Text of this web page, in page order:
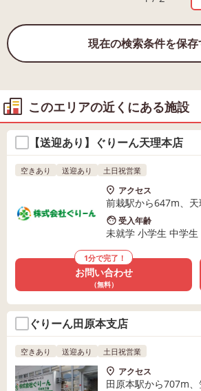
現在の検索条件を保存
このエリアの近くにある施設
【送迎あり】ぐりーん天理本店
空きあり 送迎あり 土日祝営業
アクセス
前栽駅から647m、
受入年齢
未就学 小学生 中学生
1分で完了！
お問い合わせ
（無料）
ぐりーん田原本支店
空きあり 送迎あり 土日祝営業
アクセス
田原本駅から707m